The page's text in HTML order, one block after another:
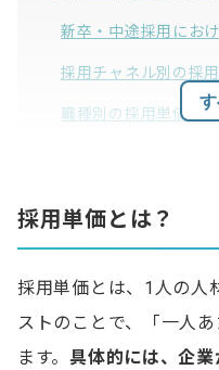
新卒・中途採用にお
採用チャネル別の採
職種別の採用単価
1. 採用したい人材の
3. 採用ブランディン
採用単価とは？
採用単価とは、1人の人
ストのことで、「一人
ます。具体的には、企